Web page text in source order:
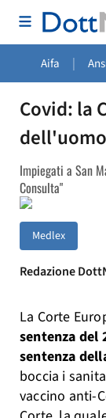
Aifa |
Covid: la
Impiegati a San
Consulta"
Medlex
Redazione
La Corte
sentenza del
sentenza
boccia i
vaccino anti-